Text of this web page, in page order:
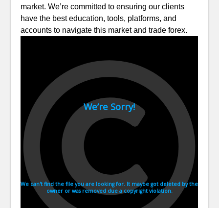
market. We’re committed to ensuring our clients
have the best education, tools, platforms, and
accounts to navigate this market and trade forex.